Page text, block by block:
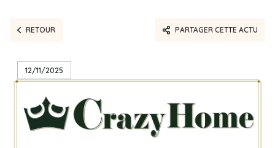
RETOUR PARTAGER CETTE ACTU
12/11/2025